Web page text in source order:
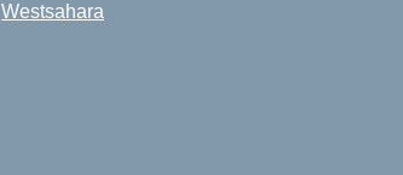
Westsahara